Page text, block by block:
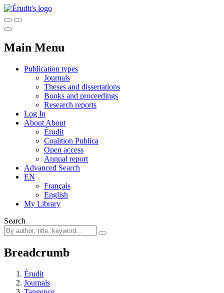
Main Menu
Publication types
Journals
Theses and dissertations
Books and proceedings
Research reports
Log In
About About
Érudit
Coalition Publica
Open access
Annual report
Advanced Search
EN
Français
English
My Library
Search
Breadcrumb
Érudit
Journals